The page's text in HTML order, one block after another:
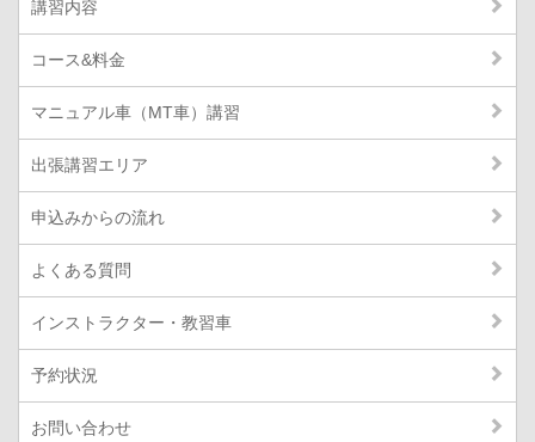
講習内容
コース&料金
マニュアル車（MT車）講習
出張講習エリア
申込みからの流れ
よくある質問
インストラクター・教習車
予約状況
お問い合わせ